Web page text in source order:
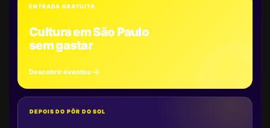
ENTRADA GRATUITA
Cultura em São Paulo
sem gastar
Descobrir eventos
DEPOIS DO PÔR DO SOL